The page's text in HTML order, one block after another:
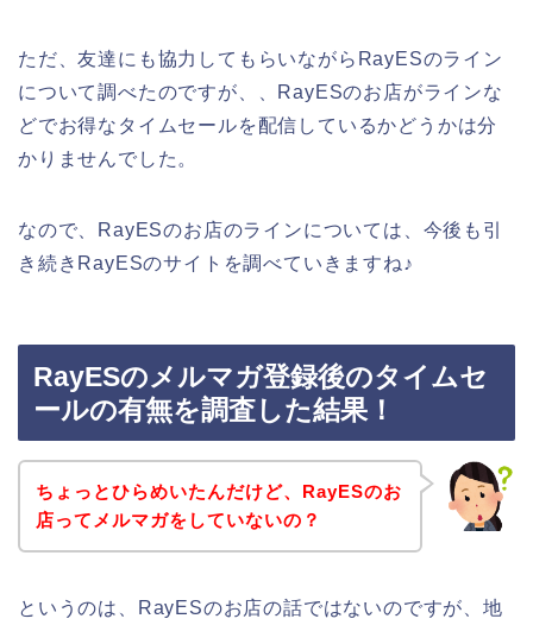
ただ、友達にも協力してもらいながらRayESのライン
について調べたのですが、、RayESのお店がラインな
どでお得なタイムセールを配信しているかどうかは分
かりませんでした。
なので、RayESのお店のラインについては、今後も引
き続きRayESのサイトを調べていきますね♪
RayESのメルマガ登録後のタイムセ
ールの有無を調査した結果！
ちょっとひらめいたんだけど、RayESのお
店ってメルマガをしていないの？
というのは、RayESのお店の話ではないのですが、地